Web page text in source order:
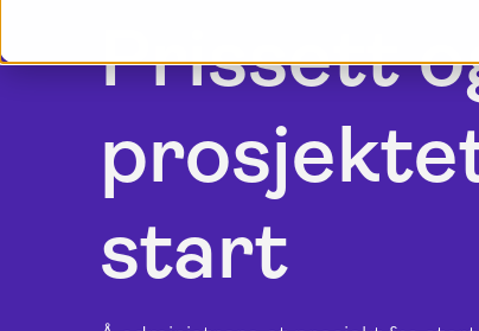
Prissett
start